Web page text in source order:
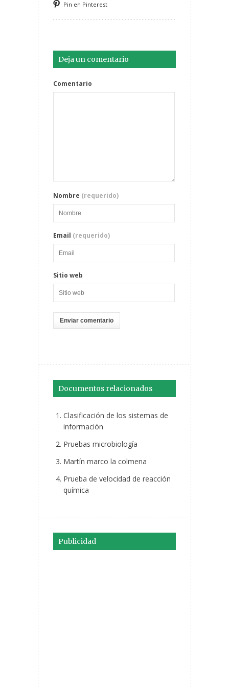
Pin en Pinterest
Deja un comentario
Comentario
Nombre (requerido)
Email (requerido)
Sitio web
Documentos relacionados
Clasificación de los sistemas de
información
Pruebas microbiología
Martín marco la colmena
Prueba de velocidad de reacción
química
Publicidad